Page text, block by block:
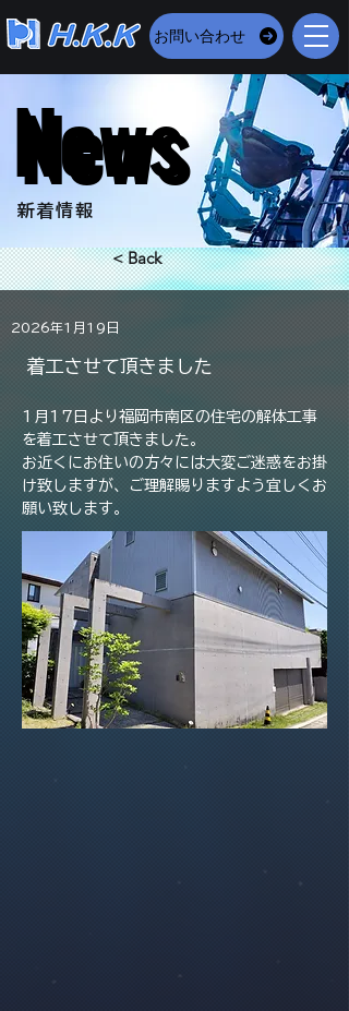
お問い合わせ
News
News
​新着情報
< Back
2026年1月19日
着工させて頂きました
1月17日より福岡市南区の住宅の解体工事
を着工させて頂きました。
お近くにお住いの方々には大変ご迷惑をお掛
け致しますが、ご理解賜りますよう宜しくお
願い致します。